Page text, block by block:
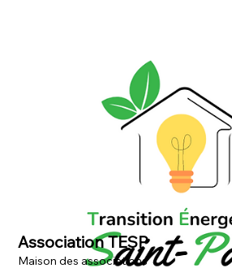
Association TESP
Maison des associations